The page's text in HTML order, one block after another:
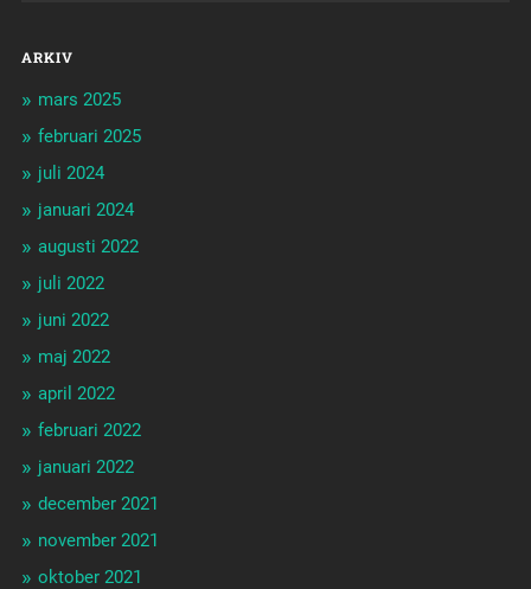
ARKIV
mars 2025
februari 2025
juli 2024
januari 2024
augusti 2022
juli 2022
juni 2022
maj 2022
april 2022
februari 2022
januari 2022
december 2021
november 2021
oktober 2021